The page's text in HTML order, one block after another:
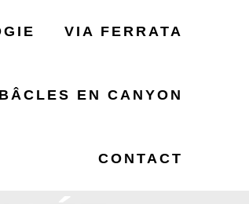
VIA FERRATA
EN CANYON
CONTACT